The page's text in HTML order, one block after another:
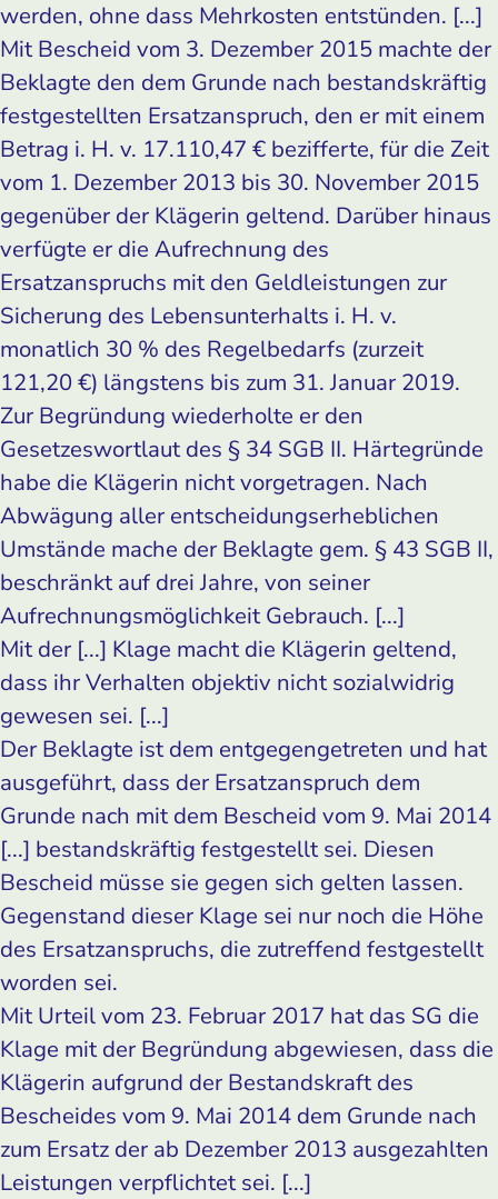
werden, ohne dass Mehrkosten entstünden. [...]
Mit Bescheid vom 3. Dezember 2015 machte der
Beklagte den dem Grunde nach bestandskräftig
festgestellten Ersatzanspruch, den er mit einem
Betrag i. H. v. 17.110,47 € bezifferte, für die Zeit
vom 1. Dezember 2013 bis 30. November 2015
gegenüber der Klägerin geltend. Darüber hinaus
verfügte er die Aufrechnung des
Ersatzanspruchs mit den Geldleistungen zur
Sicherung des Lebensunterhalts i. H. v.
monatlich 30 % des Regelbedarfs (zurzeit
121,20 €) längstens bis zum 31. Januar 2019.
Zur Begründung wiederholte er den
Gesetzeswortlaut des § 34 SGB II. Härtegründe
habe die Klägerin nicht vorgetragen. Nach
Abwägung aller entscheidungserheblichen
Umstände mache der Beklagte gem. § 43 SGB II,
beschränkt auf drei Jahre, von seiner
Aufrechnungsmöglichkeit Gebrauch. [...]
Mit der [...] Klage macht die Klägerin geltend,
dass ihr Verhalten objektiv nicht sozialwidrig
gewesen sei. [...]
Der Beklagte ist dem entgegengetreten und hat
ausgeführt, dass der Ersatzanspruch dem
Grunde nach mit dem Bescheid vom 9. Mai 2014
[...] bestandskräftig festgestellt sei. Diesen
Bescheid müsse sie gegen sich gelten lassen.
Gegenstand dieser Klage sei nur noch die Höhe
des Ersatzanspruchs, die zutreffend festgestellt
worden sei.
Mit Urteil vom 23. Februar 2017 hat das SG die
Klage mit der Begründung abgewiesen, dass die
Klägerin aufgrund der Bestandskraft des
Bescheides vom 9. Mai 2014 dem Grunde nach
zum Ersatz der ab Dezember 2013 ausgezahlten
Leistungen verpflichtet sei. [...]